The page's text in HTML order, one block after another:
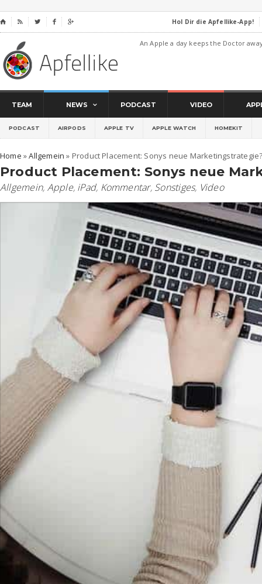
⌂     Hol Dir die Apfellike-App!
An Apple a day keeps the Doctor
TEAM NEWS PODCAST VIDEO
PODCAST AIRPODS APPLE TV APPLE WATCH HOMEKIT
Home »Allgemein » Product Placement: Sonys neue
Product Placement: Sonys neue
Allgemein, Apple, iPad, Kommentar, Sonstiges, Video